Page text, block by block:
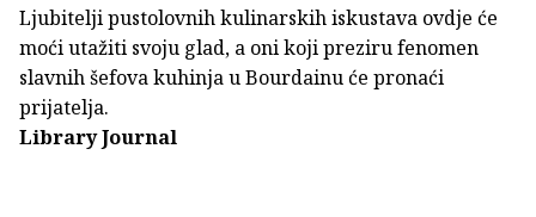
Ljubitelji pustolovnih kulinarskih iskustava ovdje će
moći utažiti svoju glad, a oni koji preziru fenomen
slavnih šefova kuhinja u Bourdainu će pronaći
prijatelja.
Library Journal